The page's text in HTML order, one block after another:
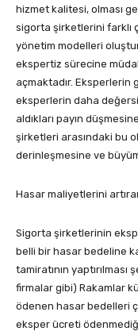
hizmet kalitesi, olması
sigorta şirketlerini farklı
yönetim modelleri
ekspertiz sürecine
açmaktadır. Eksperlerin
eksperlerin daha
aldıkları payın
şirketleri arasındaki bu
derinleşmesine ve
Hasar maliyetlerini
Sigorta şirketlerinin
belli bir hasar bedeline
tamiratının
firmalar gibi) Rakamlar
ödenen hasar bedelleri
eksper ücreti